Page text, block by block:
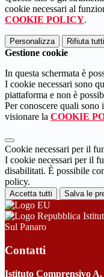
cookie necessari al
COOKIE POLICY.
Personalizza Rifiuta tutti
Gestione cookie
In questa schermata è
I cookie necessari sono
piattaforma e non è
Per conoscere quali sono
visionare la COOKIE
Cookie necessari per il
I cookie necessari per il
disabilitati. È possibile
policy.
Accetta tutti Salva le
Sul Panaro
Contatti
Istituto Comprensivo